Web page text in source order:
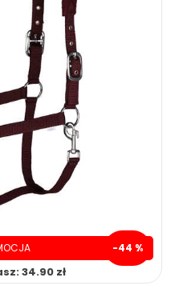
-44 %
34.90 zł